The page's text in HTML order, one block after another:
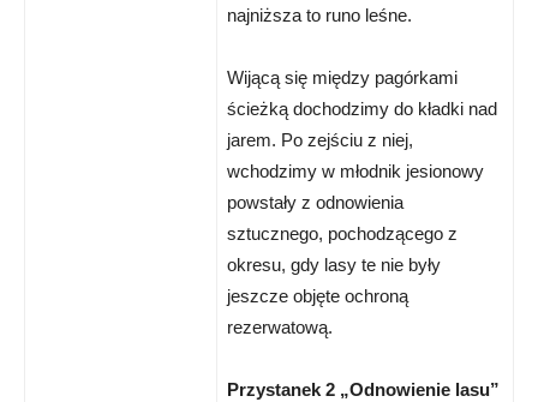
najniższa to runo leśne.
Wijącą się między pagórkami
ścieżką dochodzimy do kładki nad
jarem. Po zejściu z niej,
wchodzimy w młodnik jesionowy
powstały z odnowienia
sztucznego, pochodzącego z
okresu, gdy lasy te nie były
jeszcze objęte ochroną
rezerwatową.
Przystanek 2 „Odnowienie lasu”